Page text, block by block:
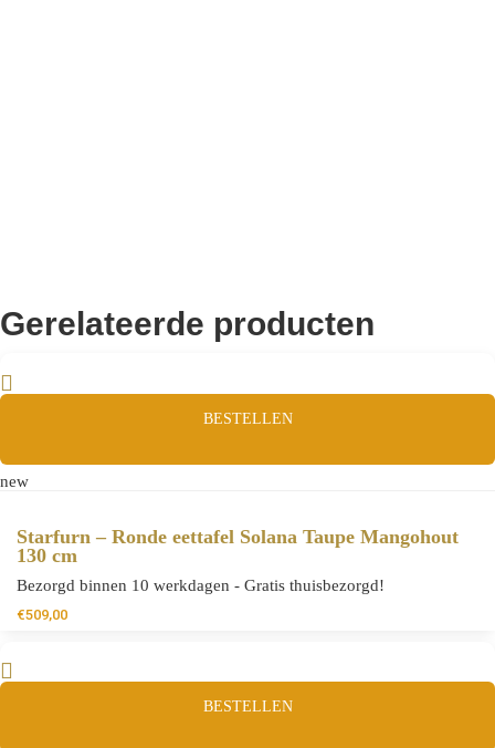
Gerelateerde producten
BESTELLEN
new
Starfurn – Ronde eettafel Solana Taupe Mangohout
130 cm
Bezorgd binnen 10 werkdagen - Gratis thuisbezorgd!
€509,00
BESTELLEN